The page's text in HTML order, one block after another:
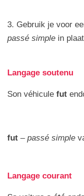
3. Gebruik je voor
passé simple in
Langage soutenu
Son véhicule fut
fut – passé simple
Langage courant